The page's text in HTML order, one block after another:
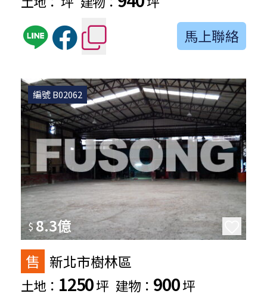
馬上聯絡
編號 B02062
$8.3億
售 新北市樹林區
土地： 1250坪 建物： 900坪